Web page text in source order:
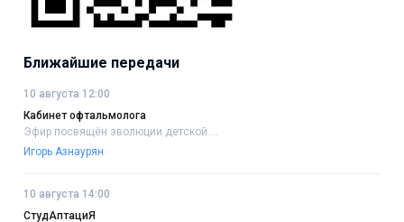
Ближайшие передачи
10 августа 12:00
Кабинет офтальмолога
Эфир посвящён эволюции детской....
Игорь Азнаурян
10 августа 14:00
СтудАптациЯ